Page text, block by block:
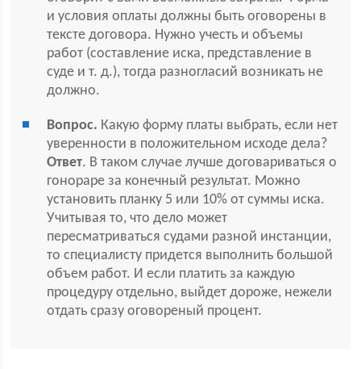
и условия оплаты должны быть оговорены в
тексте договора. Нужно учесть и объемы
работ (составление иска, представление в
суде и т. д.), тогда разногласий возникать не
должно.
Вопрос. Какую форму платы выбрать, если нет
уверенности в положительном исходе дела?
Ответ. В таком случае лучше договариваться о
гонораре за конечный результат. Можно
установить планку 5 или 10% от суммы иска.
Учитывая то, что дело может
пересматриваться судами разной инстанции,
то специалисту придется выполнить большой
объем работ. И если платить за каждую
процедуру отдельно, выйдет дороже, нежели
отдать сразу оговореный процент.